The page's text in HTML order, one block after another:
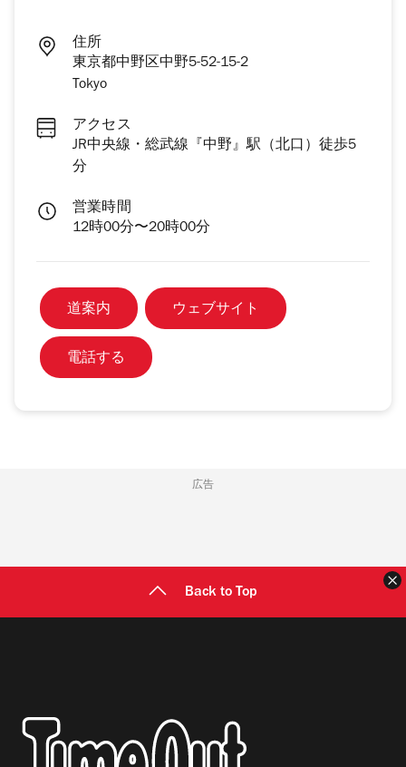
住所
東京都中野区中野5-52-15-2
Tokyo
アクセス
JR中央線・総武線『中野』駅（北口）徒歩5
分
営業時間
12時00分〜20時00分
道案内 ウェブサイト
電話する
広告
Back to Top